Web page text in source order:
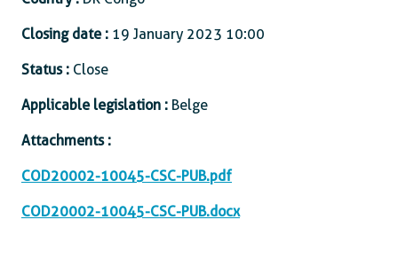
Closing date : 19 January 2023 10:00
Status : Close
Applicable legislation : Belge
Attachments :
COD20002-10045-CSC-PUB.pdf
COD20002-10045-CSC-PUB.docx